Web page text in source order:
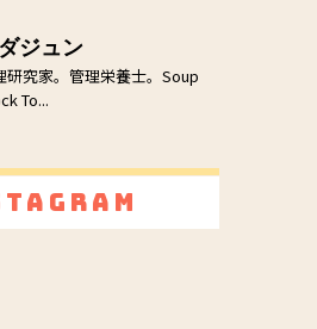
ジュン
研究家。管理栄養士。Soup
To...